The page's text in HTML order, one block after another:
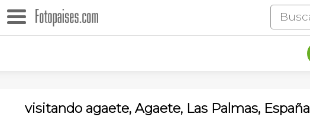
visitando agaete, Agaete, Las Palmas, España